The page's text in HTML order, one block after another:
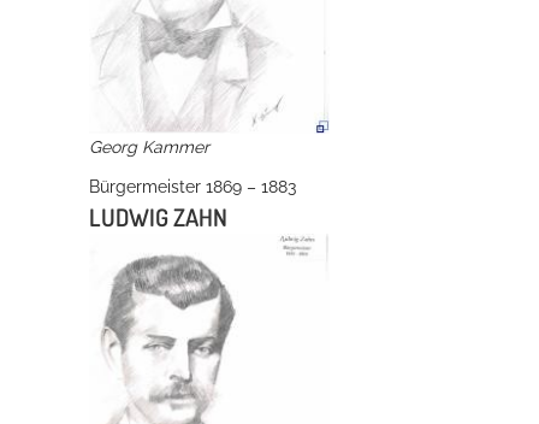
Georg Kammer
Bürgermeister 1869 – 1883
LUDWIG ZAHN